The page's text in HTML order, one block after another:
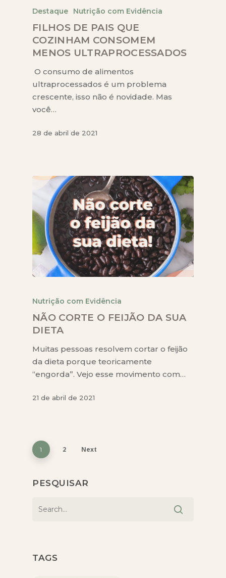
Destaque Nutrição com Evidência
FILHOS DE PAIS QUE
COZINHAM CONSOMEM
MENOS ULTRAPROCESSADOS
O consumo de alimentos
ultraprocessados é um problema
crescente, isso não é novidade. Mas
você…
28 de abril de 2021
Nutrição com Evidência
NÃO CORTE O FEIJÃO DA SUA
DIETA
Muitas pessoas resolvem cortar o feijão
da dieta porque teoricamente
“engorda”. Vejo esse movimento com…
21 de abril de 2021
1 2 Next
PESQUISAR
TAGS